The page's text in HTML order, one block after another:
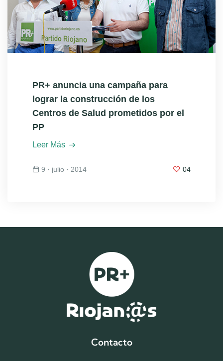
PR+ anuncia una campaña para
lograr la construcción de los
Centros de Salud prometidos por el
PP
Leer Más
9 · julio · 2014 04
Contacto